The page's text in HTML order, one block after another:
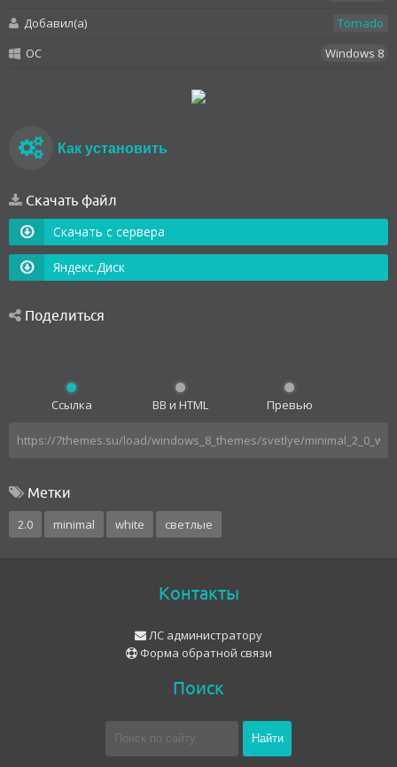
Добавил(а)
Tornado
OC
Windows 8
Как установить
Скачать файл
Скачать с сервера
Яндекс.Диск
Поделиться
Ссылка BB и HTML Превью
Метки
2.0 minimal white светлые
Контакты
ЛС администратору
Форма обратной связи
Поиск